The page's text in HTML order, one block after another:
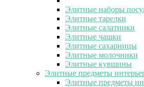
Элитные наборы
Элитные тарелки
Элитные салатники
Элитные чашки
Элитные сахарницы
Элитные молочники
Элитные кувшины
Элитные предметы
Элитные предметы